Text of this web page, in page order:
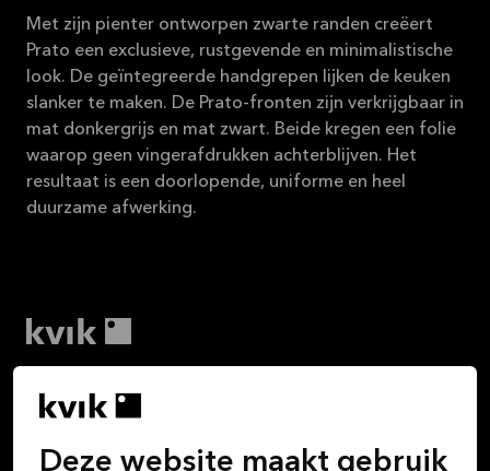
Deze website maakt gebruik
Met zijn pienter ontworpen zwarte randen creëert
Prato een exclusieve, rustgevende en minimalistische
look. De geïntegreerde handgrepen lijken de keuken
slanker te maken. De Prato-fronten zijn verkrijgbaar in
mat donkergrijs en mat zwart. Beide kregen een folie
waarop geen vingerafdrukken achterblijven. Het
resultaat is een doorlopende, uniforme en heel
duurzame afwerking.
zijn als het leven in die keuken. Alle maaltijden die je
wijn, het huiswerk dat de kinderen aan tafel maken,